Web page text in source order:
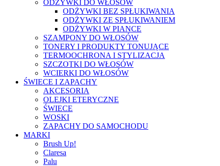
ODŻYWKI DO WŁOSÓW
ODŻYWKI BEZ SPŁUKIWANIA
ODŻYWKI ZE SPŁUKIWANIEM
ODŻYWKI W PIANCE
SZAMPONY DO WŁOSÓW
TONERY I PRODUKTY TONUJĄCE
TERMOOCHRONA I STYLIZACJA
SZCZOTKI DO WŁOSÓW
WCIERKI DO WŁOSÓW
ŚWIECE I ZAPACHY
AKCESORIA
OLEJKI ETERYCZNE
ŚWIECE
WOSKI
ZAPACHY DO SAMOCHODU
MARKI
Brush Up!
Claresa
Palu